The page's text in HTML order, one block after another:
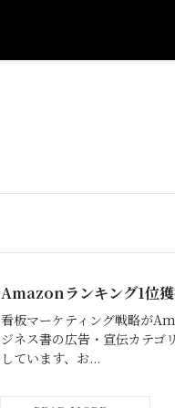
Amazonランキング1位
看板マーケティング戦略が
ジネス書の広告・宣伝カテ
しています、お...